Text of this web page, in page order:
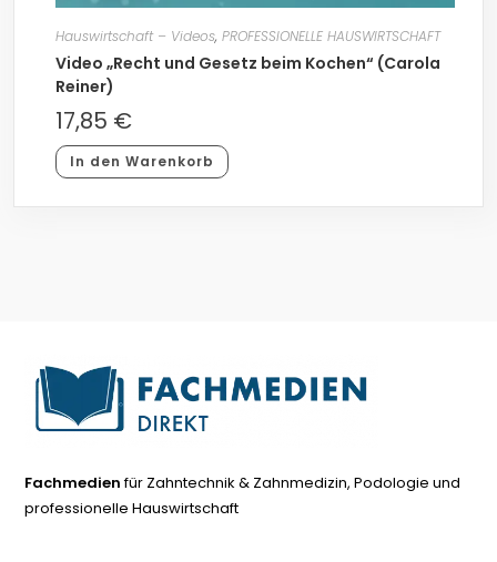
Hauswirtschaft – Videos, PROFESSIONELLE HAUSWIRTSCHAFT
Video „Recht und Gesetz beim Kochen“ (Carola
Reiner)
17,85 €
In den Warenkorb
Fachmedienfür Zahntechnik & Zahnmedizin, Podologie und
professionelle Hauswirtschaft